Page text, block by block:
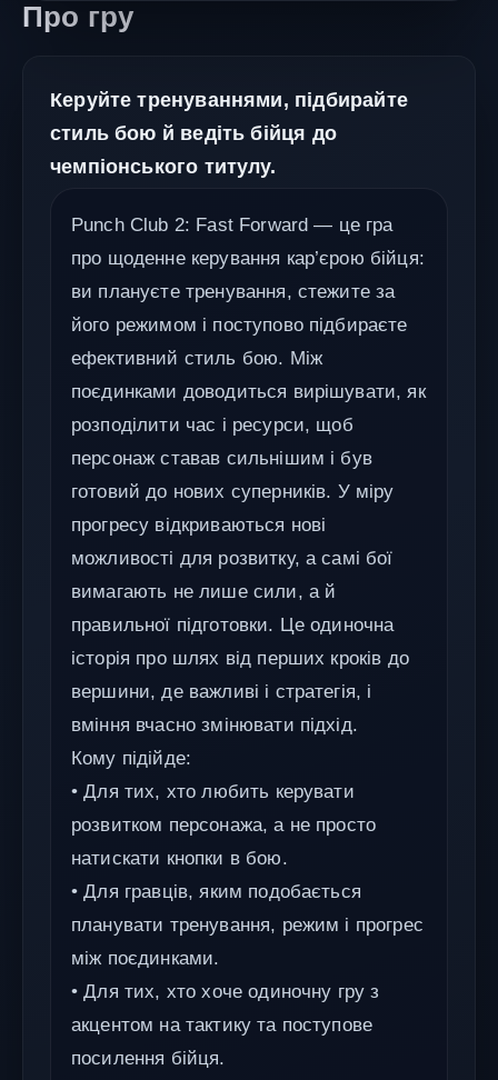
Про гру
Керуйте тренуваннями, підбирайте
стиль бою й ведіть бійця до
чемпіонського титулу.
Punch Club 2: Fast Forward — це гра
про щоденне керування кар’єрою бійця:
ви плануєте тренування, стежите за
його режимом і поступово підбираєте
ефективний стиль бою. Між
поєдинками доводиться вирішувати, як
розподілити час і ресурси, щоб
персонаж ставав сильнішим і був
готовий до нових суперників. У міру
прогресу відкриваються нові
можливості для розвитку, а самі бої
вимагають не лише сили, а й
правильної підготовки. Це одиночна
історія про шлях від перших кроків до
вершини, де важливі і стратегія, і
вміння вчасно змінювати підхід.
Кому підійде:
• Для тих, хто любить керувати
розвитком персонажа, а не просто
натискати кнопки в бою.
• Для гравців, яким подобається
планувати тренування, режим і прогрес
між поєдинками.
• Для тих, хто хоче одиночну гру з
акцентом на тактику та поступове
посилення бійця.